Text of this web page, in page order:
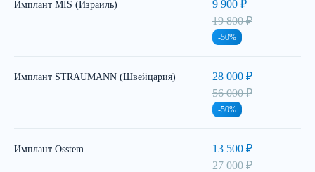
Имплант MIS (Израиль)
9 900 ₽
19 800 ₽
-50%
Имплант STRAUMANN (Швейцария)
28 000 ₽
56 000 ₽
-50%
Имплант Osstem
13 500 ₽
27 000 ₽